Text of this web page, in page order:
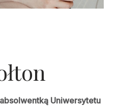
Uniwersytetu